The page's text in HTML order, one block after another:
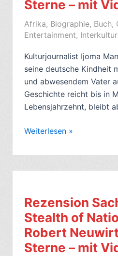
of
the
People)
Sterne
Sterne – mit
Afrika, Biographie, Buch,
Entertainment,
Kulturjournalist Ijoma
seine deutsche Kindheit
und abwesendem Vater
Geschichte reicht bis in
Lebensjahrzehnt, bleibt
Kritik
Das
deutsche
Ijoma
Mangold
(2017)
–
Weiterlesen »
Rezension
Stealth of
Robert
Sterne – mit